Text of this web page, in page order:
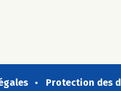
Protection des